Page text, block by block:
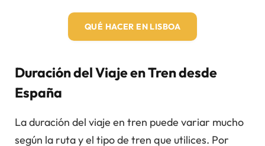
QUÉ HACER EN LISBOA
Duración del Viaje en Tren desde
España
La duración del viaje en tren puede variar mucho
según la ruta y el tipo de tren que utilices. Por